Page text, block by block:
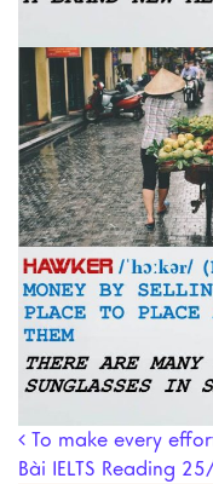
Post
To make every
Bài IELTS Reading